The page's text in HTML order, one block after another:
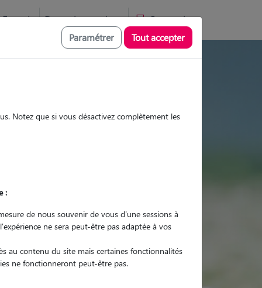
Favoris Devenir pet sitter Connexion
et promenades
Promenades
quel animal ?
mon Pet Sitter
Paramétrer Tout accepter
Notez que si vous désactivez complètement les
:
de nous souvenir de vous d'une sessions à
ne sera peut-être pas adaptée à vos
au contenu du site mais certaines fonctionnalités
ne fonctionneront peut-être pas.